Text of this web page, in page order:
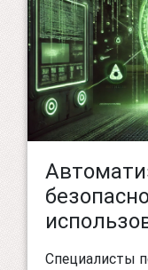
Специалисты